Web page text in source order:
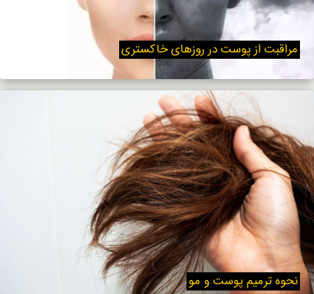
مراقبت از پوست در روزهای خاکستری
نحوه ترمیم پوست و مو